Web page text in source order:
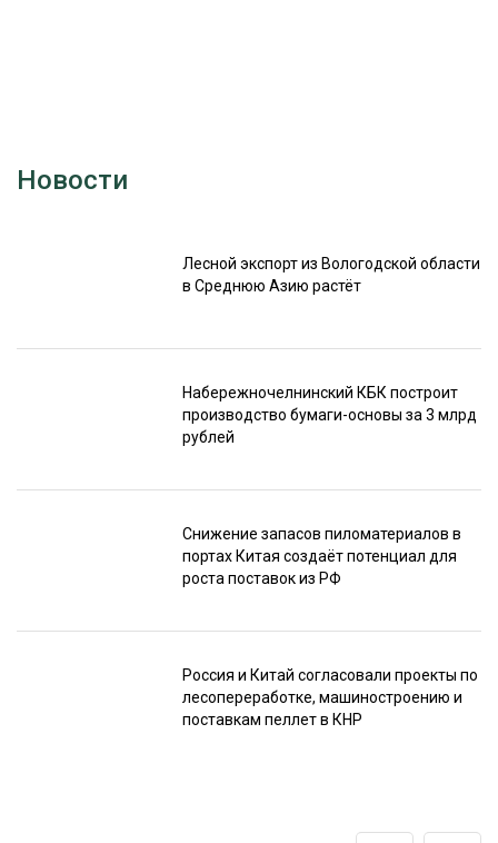
Новости
Лесной экспорт из Вологодской области
в Среднюю Азию растёт
Набережночелнинский КБК построит
производство бумаги-основы за 3 млрд
рублей
Снижение запасов пиломатериалов в
портах Китая создаёт потенциал для
роста поставок из РФ
Россия и Китай согласовали проекты по
лесопереработке, машиностроению и
поставкам пеллет в КНР